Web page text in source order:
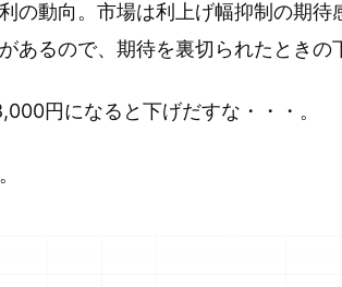
の動向。市場は利上げ幅抑制の期
あるので、期待を裏切られたときの
円になると下げだすな・・・。